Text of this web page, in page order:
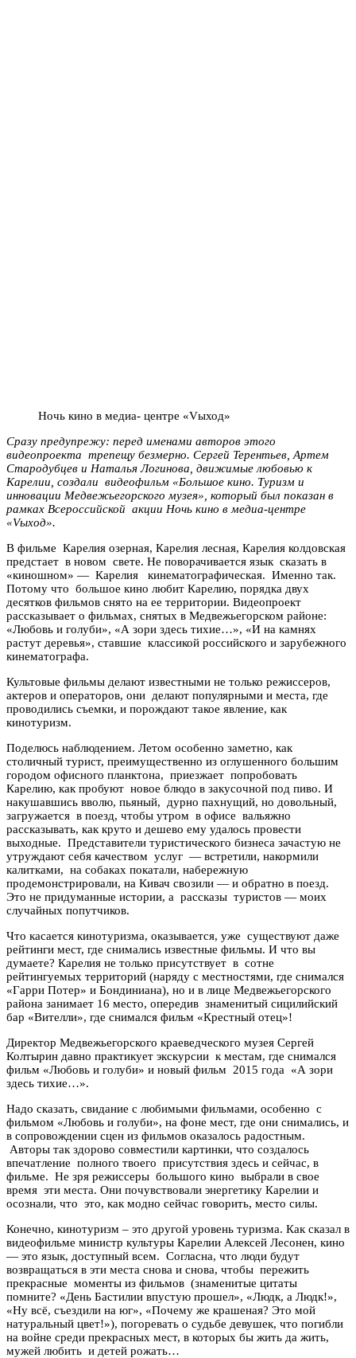
Ночь кино в медиа- центре «Vыход»
Сразу предупрежу: перед именами авторов этого
видеопроекта трепещу безмерно. Сергей Терентьев, Артем
Стародубцев и Наталья Логинова, движимые любовью к
Карелии, создали видеофильм «Большое кино. Туризм и
инновации Медвежьегорского музея», который был показан в
рамках Всероссийской акции Ночь кино в медиа-центре
«Vыход».
В фильме Карелия озерная, Карелия лесная, Карелия колдовская
предстает в новом свете. Не поворачивается язык сказать в
«киношном» — Карелия кинематографическая. Именно так.
Потому что большое кино любит Карелию, порядка двух
десятков фильмов снято на ее территории. Видеопроект
рассказывает о фильмах, снятых в Медвежьегорском районе:
«Любовь и голуби», «А зори здесь тихие…», «И на камнях
растут деревья», ставшие классикой российского и зарубежного
кинематографа.
Культовые фильмы делают известными не только режиссеров,
актеров и операторов, они делают популярными и места, где
проводились съемки, и порождают такое явление, как
кинотуризм.
Поделюсь наблюдением. Летом особенно заметно, как
столичный турист, преимущественно из оглушенного большим
городом офисного планктона, приезжает попробовать
Карелию, как пробуют новое блюдо в закусочной под пиво. И
накушавшись вволю, пьяный, дурно пахнущий, но довольный,
загружается в поезд, чтобы утром в офисе вальяжно
рассказывать, как круто и дешево ему удалось провести
выходные. Представители туристического бизнеса зачастую не
утруждают себя качеством услуг — встретили, накормили
калитками, на собаках покатали, набережную
продемонстрировали, на Кивач свозили — и обратно в поезд.
Это не придуманные истории, а рассказы туристов — моих
случайных попутчиков.
Что касается кинотуризма, оказывается, уже существуют даже
рейтинги мест, где снимались известные фильмы. И что вы
думаете? Карелия не только присутствует в сотне
рейтингуемых территорий (наряду с местностями, где снимался
«Гарри Потер» и Бондиниана), но и в лице Медвежьегорского
района занимает 16 место, опередив знаменитый сицилийский
бар «Вителли», где снимался фильм «Крестный отец»!
Директор Медвежьегорского краеведческого музея Сергей
Колтырин давно практикует экскурсии к местам, где снимался
фильм «Любовь и голуби» и новый фильм 2015 года «А зори
здесь тихие…».
Надо сказать, свидание с любимыми фильмами, особенно с
фильмом «Любовь и голуби», на фоне мест, где они снимались, и
в сопровождении сцен из фильмов оказалось радостным.
Авторы так здорово совместили картинки, что создалось
впечатление полного твоего присутствия здесь и сейчас, в
фильме. Не зря режиссеры большого кино выбрали в свое
время эти места. Они почувствовали энергетику Карелии и
осознали, что это, как модно сейчас говорить, место силы.
Конечно, кинотуризм – это другой уровень туризма. Как сказал в
видеофильме министр культуры Карелии Алексей Лесонен, кино
— это язык, доступный всем. Согласна, что люди будут
возвращаться в эти места снова и снова, чтобы пережить
прекрасные моменты из фильмов (знаменитые цитаты
помните? «День Бастилии впустую прошел», «Людк, а Людк!»,
«Ну всё, съездили на юг», «Почему же крашеная? Это мой
натуральный цвет!»), погоревать о судьбе девушек, что погибли
на войне среди прекрасных мест, в которых бы жить да жить,
мужей любить и детей рожать…